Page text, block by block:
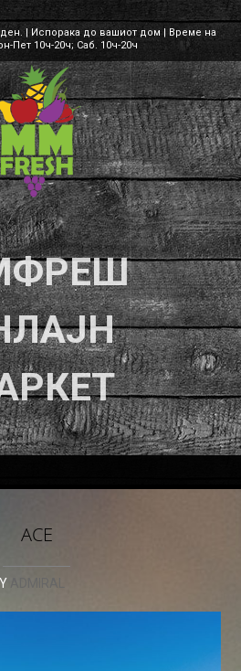
| Испорака до вашиот дом | Време на
Пет 10ч-20ч; Саб. 10ч-20ч
АСЕ